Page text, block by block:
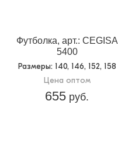
Футболка, арт.: CEGISA
5400
Размеры: 140, 146, 152, 158
Цена оптом
655 руб.